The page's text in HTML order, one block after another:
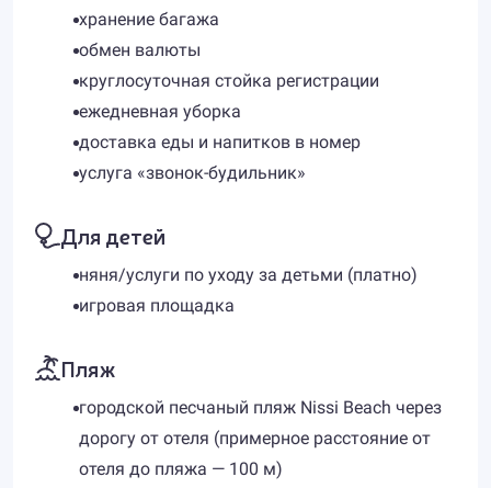
хранение багажа
обмен валюты
круглосуточная стойка регистрации
ежедневная уборка
доставка еды и напитков в номер
услуга «звонок-будильник»
Для детей
няня/услуги по уходу за детьми (платно)
игровая площадка
Пляж
городской песчаный пляж Nissi Beach через
дорогу от отеля (примерное расстояние от
отеля до пляжа — 100 м)